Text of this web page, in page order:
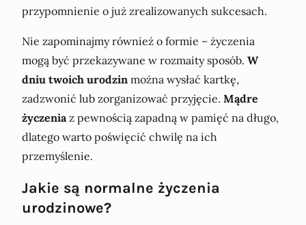
przypomnienie o już zrealizowanych sukcesach.
Nie zapominajmy również o formie – życzenia
mogą być przekazywane w rozmaity sposób. W
dniu twoich urodzin można wysłać kartkę,
zadzwonić lub zorganizować przyjęcie. Mądre
życzeniaz pewnością zapadną w pamięć na długo,
dlatego warto poświęcić chwilę na ich
przemyślenie.
Jakie są normalne życzenia
urodzinowe?